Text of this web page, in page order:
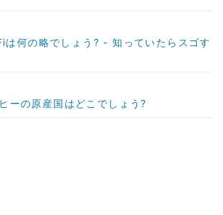
は何の略でしょう? - 知っていたらスゴす
ーの原産国はどこでしょう?